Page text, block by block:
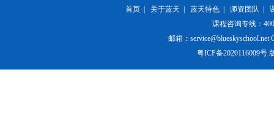
首页 关于蓝天 蓝天特色 师资团队
课程咨询专线：
邮箱：service@blueskyschool.net
粤ICP备2020116009号